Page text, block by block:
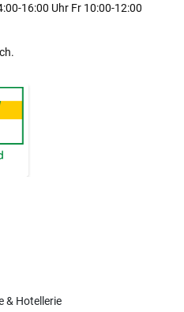
16:00 Uhr Fr 10:00-12:00
& Hotellerie